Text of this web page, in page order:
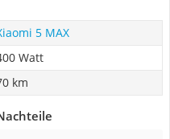
5 MAX
Watt
km